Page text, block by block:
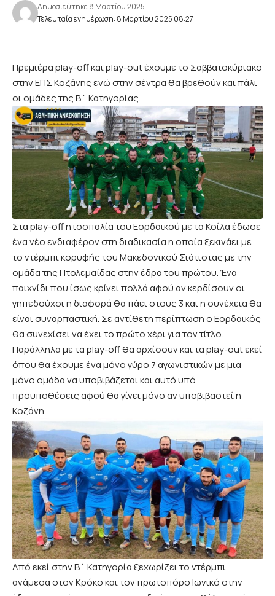
Τελευταία ενημέρωση: 8 Μαρτίου 2025 08:27
Δημοσιεύτηκε 8 Μαρτίου 2025
Πρεμιέρα play-off και play-out έχουμε το Σαββατοκύριακο
στην ΕΠΣ Κοζάνης ενώ στην σέντρα θα βρεθούν και πάλι
οι ομάδες της Β΄ Κατηγορίας.
Στα play-off η ισοπαλία του Εορδαϊκού με τα Κοίλα έδωσε
ένα νέο ενδιαφέρον στη διαδικασία η οποία ξεκινάει με
το ντέρμπι κορυφής του Μακεδονικού Σιάτιστας με την
ομάδα της Πτολεμαΐδας στην έδρα του πρώτου. Ένα
παιχνίδι που ίσως κρίνει πολλά αφού αν κερδίσουν οι
γηπεδούχοι η διαφορά θα πάει στους 3 και η συνέχεια θα
είναι συναρπαστική. Σε αντίθετη περίπτωση ο Εορδαϊκός
θα συνεχίσει να έχει το πρώτο χέρι για τον τίτλο.
Παράλληλα με τα play-off θα αρχίσουν και τα play-out εκεί
όπου θα έχουμε ένα μόνο γύρο 7 αγωνιστικών με μια
μόνο ομάδα να υποβιβάζεται και αυτό υπό
προϋποθέσεις αφού θα γίνει μόνο αν υποβιβαστεί η
Κοζάνη.
Από εκεί στην Β΄ Κατηγορία ξεχωρίζει το ντέρμπι
ανάμεσα στον Κρόκο και τον πρωτοπόρο Ιωνικό στην